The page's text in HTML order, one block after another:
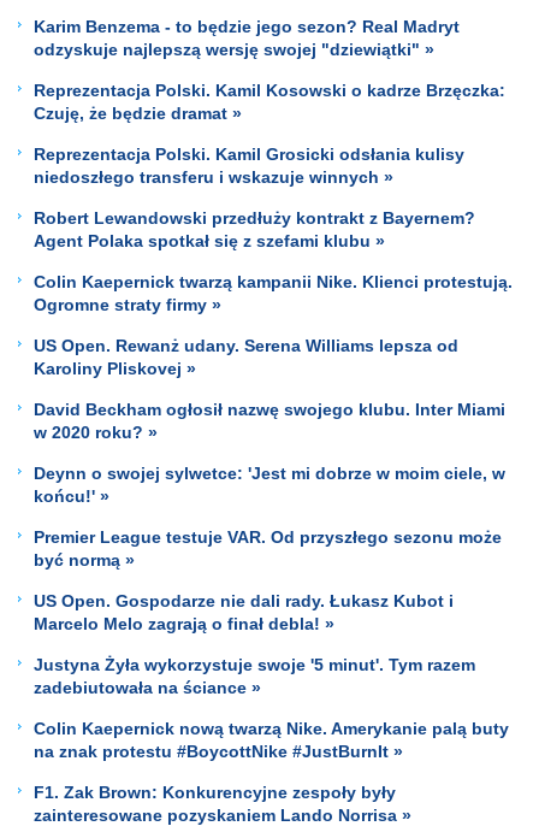
Karim Benzema - to będzie jego sezon? Real Madryt
odzyskuje najlepszą wersję swojej "dziewiątki" »
Reprezentacja Polski. Kamil Kosowski o kadrze Brzęczka:
Czuję, że będzie dramat »
Reprezentacja Polski. Kamil Grosicki odsłania kulisy
niedoszłego transferu i wskazuje winnych »
Robert Lewandowski przedłuży kontrakt z Bayernem?
Agent Polaka spotkał się z szefami klubu »
Colin Kaepernick twarzą kampanii Nike. Klienci protestują.
Ogromne straty firmy »
US Open. Rewanż udany. Serena Williams lepsza od
Karoliny Pliskovej »
David Beckham ogłosił nazwę swojego klubu. Inter Miami
w 2020 roku? »
Deynn o swojej sylwetce: 'Jest mi dobrze w moim ciele, w
końcu!' »
Premier League testuje VAR. Od przyszłego sezonu może
być normą »
US Open. Gospodarze nie dali rady. Łukasz Kubot i
Marcelo Melo zagrają o finał debla! »
Justyna Żyła wykorzystuje swoje '5 minut'. Tym razem
zadebiutowała na ściance »
Colin Kaepernick nową twarzą Nike. Amerykanie palą buty
na znak protestu #BoycottNike #JustBurnIt »
F1. Zak Brown: Konkurencyjne zespoły były
zainteresowane pozyskaniem Lando Norrisa »